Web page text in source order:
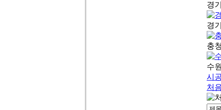
경
경
충
수
시
처